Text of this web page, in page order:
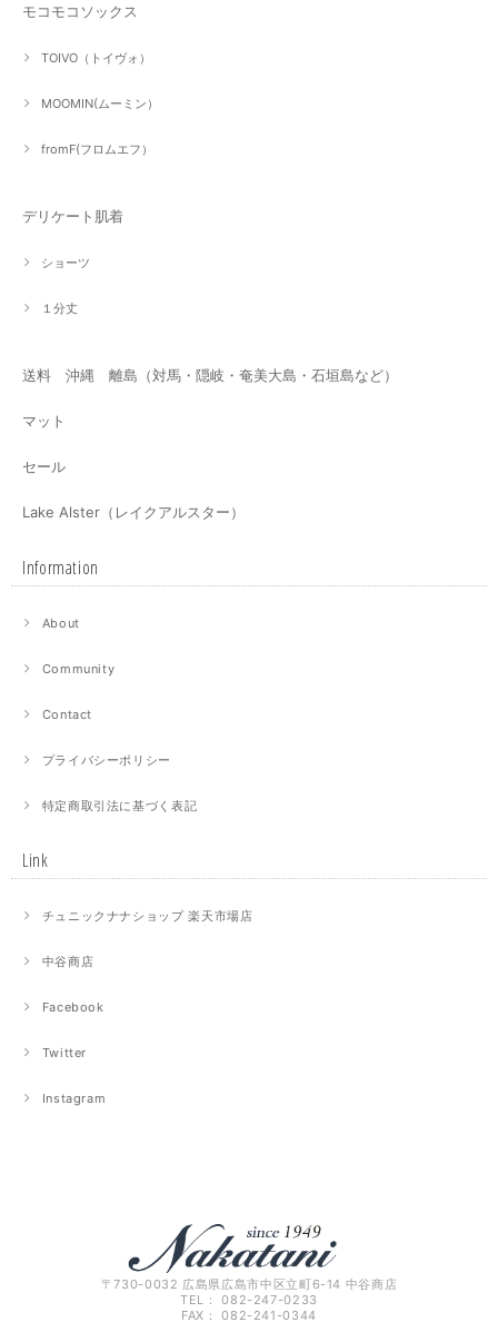
モコモコソックス
TOIVO（トイヴォ）
MOOMIN(ムーミン）
fromF(フロムエフ）
デリケート肌着
ショーツ
１分丈
送料 沖縄 離島（対馬・隠岐・奄美大島・石垣島など）
マット
セール
Lake Alster（レイクアルスター）
Information
About
Community
Contact
プライバシーポリシー
特定商取引法に基づく表記
Link
チュニックナナショップ 楽天市場店
中谷商店
Facebook
Twitter
Instagram
〒730-0032 広島県広島市中区立町6-14 中谷商店
TEL： 082-247-0233
FAX： 082-241-0344